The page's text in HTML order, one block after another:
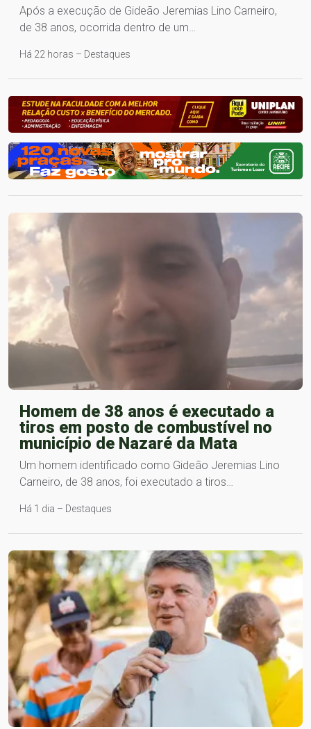
Após a execução de Gideão Jeremias Lino Carneiro,
de 38 anos, ocorrida dentro de um…
Há 22 horas – Destaques
Homem de 38 anos é executado a
tiros em posto de combustível no
município de Nazaré da Mata
Um homem identificado como Gideão Jeremias Lino
Carneiro, de 38 anos, foi executado a tiros…
Há 1 dia – Destaques